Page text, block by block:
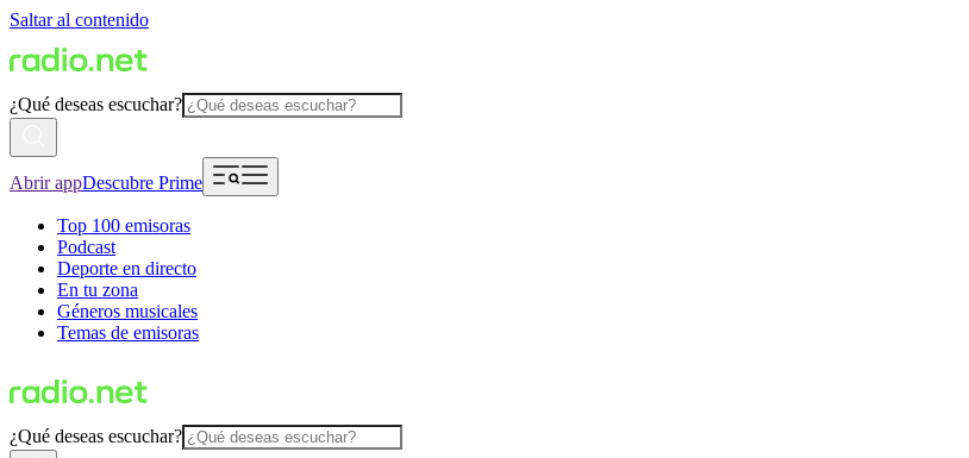
Saltar al contenido
¿Qué deseas escuchar?
Abrir appDescubre Prime
Top 100 emisoras
Podcast
Deporte en directo
En tu zona
Géneros musicales
Temas de emisoras
¿Qué deseas escuchar?